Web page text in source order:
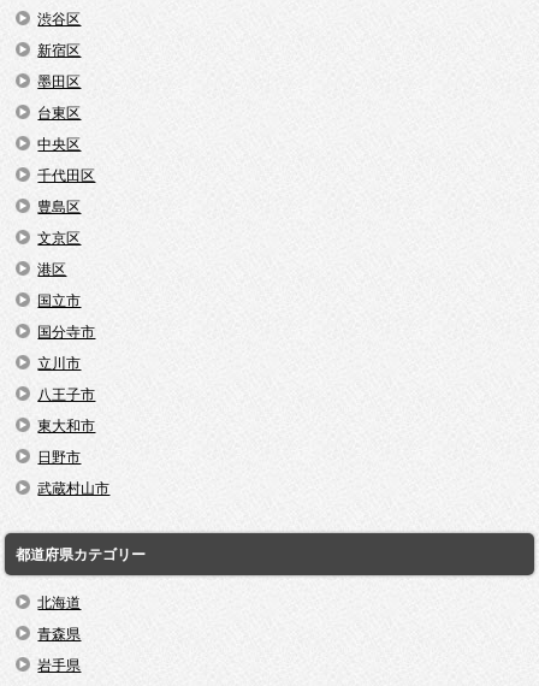
渋谷区
新宿区
墨田区
台東区
中央区
千代田区
豊島区
文京区
港区
国立市
国分寺市
立川市
八王子市
東大和市
日野市
武蔵村山市
都道府県カテゴリー
北海道
青森県
岩手県